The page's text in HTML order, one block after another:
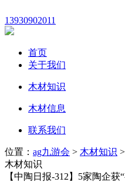
13930902011
首页
关于我们
木材知识
木材信息
联系我们
位置： ag九游会 > 木材知识 >
木材知识
【中陶日报-312】5家陶企